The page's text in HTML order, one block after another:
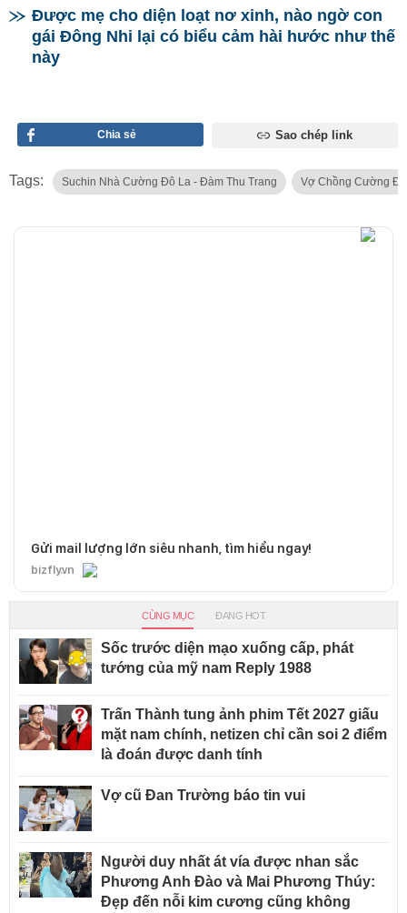
Được mẹ cho diện loạt nơ xinh, nào ngờ con
gái Đông Nhi lại có biểu cảm hài hước như thế
này
Chia sẻ Sao chép link
Tags: Suchin Nhà Cường Đô La - Đàm Thu Trang Vợ Chồng Cường
Gửi mail lượng lớn siêu nhanh, tìm hiểu ngay!
bizfly.vn
CÙNG MỤC ĐANG HOT
Sốc trước diện mạo xuống cấp, phát
tướng của mỹ nam Reply 1988
Trấn Thành tung ảnh phim Tết 2027 giấu
mặt nam chính, netizen chỉ cần soi 2 điểm
là đoán được danh tính
Vợ cũ Đan Trường báo tin vui
Người duy nhất át vía được nhan sắc
Phương Anh Đào và Mai Phương Thúy:
Đẹp đến nỗi kim cương cũng không